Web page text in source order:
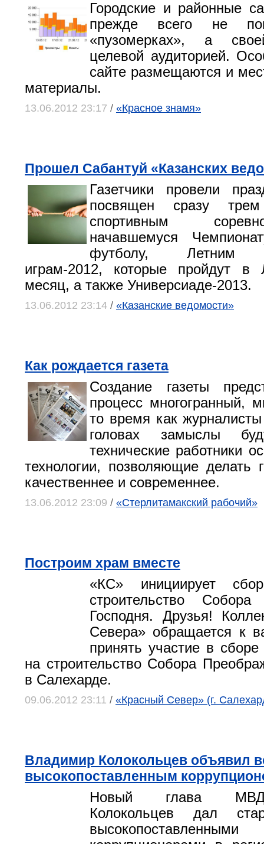
Городские и районные
прежде всего не
«пузомерках», а
целевой аудиторией.
сайте размещаются и
материалы.
13.06.2012 23:17 / «Красное знамя»
Прошел Сабантуй «Казанских
Газетчики провели
посвящен сразу
спортивным
начавшемуся
футболу, Летним
играм-2012, которые пройдут в
месяц, а также Универсиаде-2013.
13.06.2012 23:14 / «Казанские ведомости»
Как рождается газета
Создание газеты
процесс многогранный,
то время как
головах замыслы
технические работники
технологии, позволяющие делать
качественнее и современнее.
13.06.2012 23:09 / «Стерлитамакский рабочий»
Построим храм вместе
«КС» инициирует
строительство Собора
Господня. Друзья!
Севера» обращается к
принять участие в сборе
на строительство Собора
в Салехарде.
09.06.2012 23:11 / «Красный Север» (г.
Владимир Колокольцев объявил
высокопоставленным
Новый глава
Колокольцев дал
высокопоставленными